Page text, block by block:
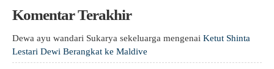
Komentar Terakhir
Dewa ayu wandari Sukarya sekeluarga mengenai Ketut Shinta
Lestari Dewi Berangkat ke Maldive